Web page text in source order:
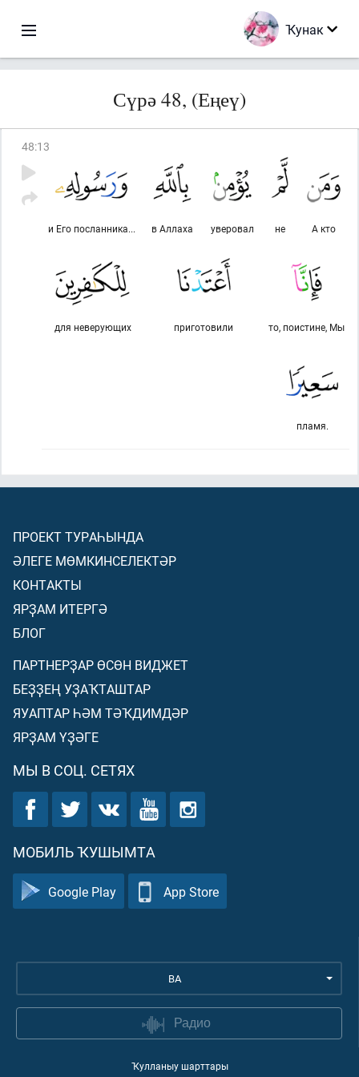
Ҡунак
Сүрә 48, (Еңеү)
48:13
А кто
не
уверовал
в Аллаха
и Его посланника...
то, поистине, Мы
приготовили
для неверующих
пламя.
ПРОЕКТ ТУРАҺЫНДА
ӘЛЕГЕ МӨМКИНСЕЛЕКТӘР
КОНТАКТЫ
ЯРҘАМ ИТЕРГӘ
БЛОГ
ПАРТНЕРҘАР ӨСӨН ВИДЖЕТ
БЕҘҘЕҢ УҘАҠТАШТАР
ЯУАПТАР ҺӘМ ТӘҠДИМДӘР
ЯРҘАМ ҮҘӘГЕ
МЫ В СОЦ. СЕТЯХ
МОБИЛЬ ҠУШЫМТА
Google Play App Store
BA
Радио
Ҡулланыу шарттары